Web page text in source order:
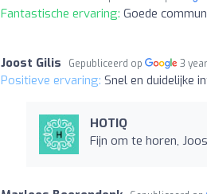
Fantastische ervaring: Goede
Joost Gilis Gepubliceerd op 3
Positieve ervaring: Snel en duidelijke
HOTIQ
Fijn om te horen,